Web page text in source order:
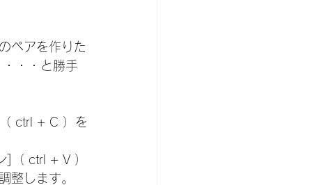
ペアを作りた
・・と勝手
ctrl + C ）を
]（ ctrl + V ）
整します。